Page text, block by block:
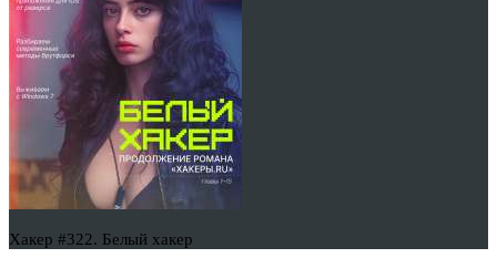
Хакер #322. Белый хакер